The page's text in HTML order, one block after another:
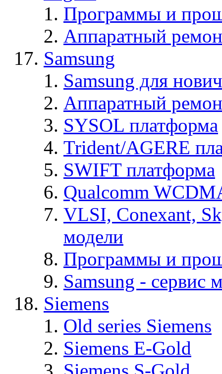
Программы и
Аппаратный
Samsung
Samsung для
Аппаратный
SYSOL платформа
Trident/AGERE
SWIFT платформа
Qualcomm
VLSI, Conexant,
модели
Программы и
Samsung - cервис
Siemens
Old series Siemens
Siemens E-Gold